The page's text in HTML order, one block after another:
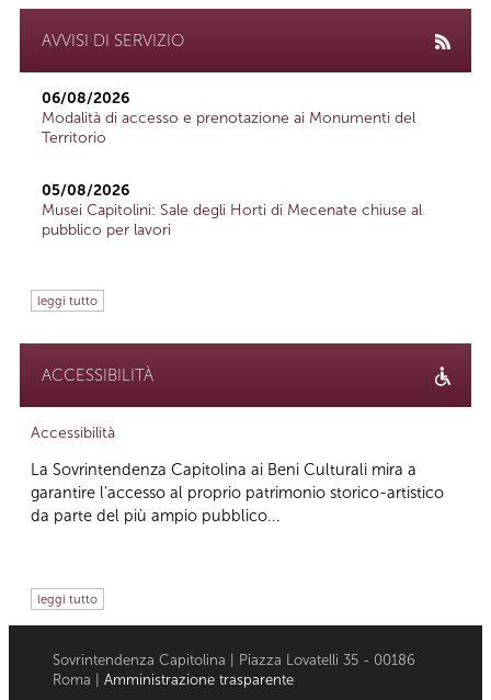
AVVISI DI SERVIZIO
06/08/2026
Modalità di accesso e prenotazione ai Monumenti del
Territorio
05/08/2026
Musei Capitolini: Sale degli Horti di Mecenate chiuse al
pubblico per lavori
leggi tutto
ACCESSIBILITÀ
Accessibilità
La Sovrintendenza Capitolina ai Beni Culturali mira a
garantire l’accesso al proprio patrimonio storico-artistico
da parte del più ampio pubblico...
leggi tutto
Sovrintendenza Capitolina | Piazza Lovatelli 35 - 00186
Roma | Amministrazione trasparente